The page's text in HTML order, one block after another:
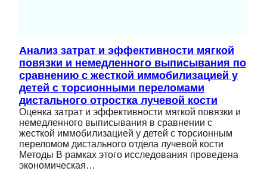
Анализ затрат и эффективности мягкой
повязки и немедленного выписывания по
сравнению с жесткой иммобилизацией у
детей с торсионными переломами
дистального отростка лучевой кости
Оценка затрат и эффективности мягкой повязки и
немедленного выписывания в сравнении с
жесткой иммобилизацией у детей с торсионным
переломом дистального отдела лучевой кости
Методы В рамках этого исследования проведена
экономическая…